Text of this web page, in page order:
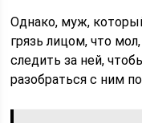
Однако, муж,
грязь лицом, что
следить за ней,
разобраться с ним